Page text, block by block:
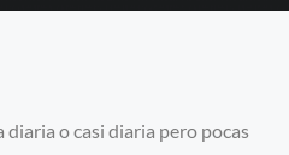
diaria o casi diaria pero pocas